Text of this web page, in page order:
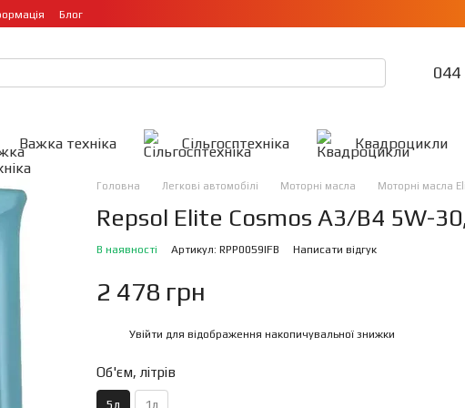
Блог
044
Важка техніка Сільгосптехніка Квадроцикли
Головна Легкові автомобілі Моторні масла Моторні масла
Repsol Elite Cosmos A3/B4 5W-
В наявності Артикул: RPP0059IFB Написати відгук
2 478 грн
Увійти для відображення накопичувальної знижки
Об'єм, літрів
5л 1л